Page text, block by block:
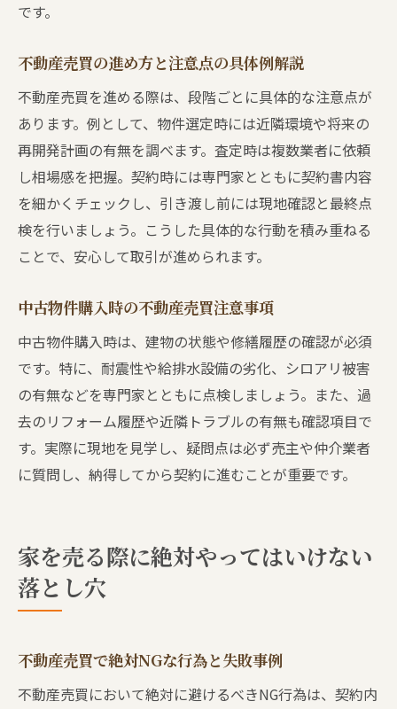
です。
不動産売買の進め方と注意点の具体例解説
不動産売買を進める際は、段階ごとに具体的な注意点が
あります。例として、物件選定時には近隣環境や将来の
再開発計画の有無を調べます。査定時は複数業者に依頼
し相場感を把握。契約時には専門家とともに契約書内容
を細かくチェックし、引き渡し前には現地確認と最終点
検を行いましょう。こうした具体的な行動を積み重ねる
ことで、安心して取引が進められます。
中古物件購入時の不動産売買注意事項
中古物件購入時は、建物の状態や修繕履歴の確認が必須
です。特に、耐震性や給排水設備の劣化、シロアリ被害
の有無などを専門家とともに点検しましょう。また、過
去のリフォーム履歴や近隣トラブルの有無も確認項目で
す。実際に現地を見学し、疑問点は必ず売主や仲介業者
に質問し、納得してから契約に進むことが重要です。
家を売る際に絶対やってはいけない
落とし穴
不動産売買で絶対NGな行為と失敗事例
不動産売買において絶対に避けるべきNG行為は、契約内